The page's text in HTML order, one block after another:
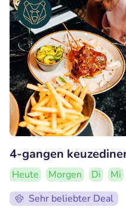
4-gangen
Heute Morgen Di Mi
Sehr beliebter Deal